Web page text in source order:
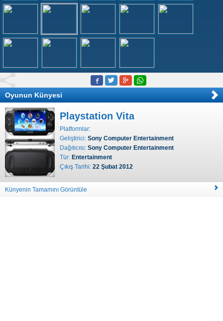
Oyunun Künyesi
Playstation Vita
Platformlar:
Geliştirici: Sony Computer Entertainment
Dağıtıcısı: Sony Computer Entertainment
Tür: Entertainment
Çıkış Tarihi: 22 Şubat 2012
Künyenin Tamamını Görüntüle